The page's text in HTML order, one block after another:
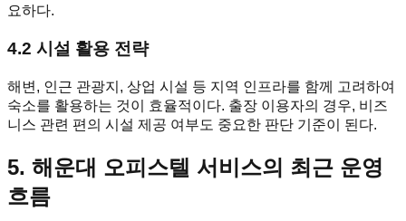
요하다.
4.2 시설 활용 전략
해변, 인근 관광지, 상업 시설 등 지역 인프라를 함께 고려하여
숙소를 활용하는 것이 효율적이다. 출장 이용자의 경우, 비즈
니스 관련 편의 시설 제공 여부도 중요한 판단 기준이 된다.
5. 해운대 오피스텔 서비스의 최근 운영
흐름